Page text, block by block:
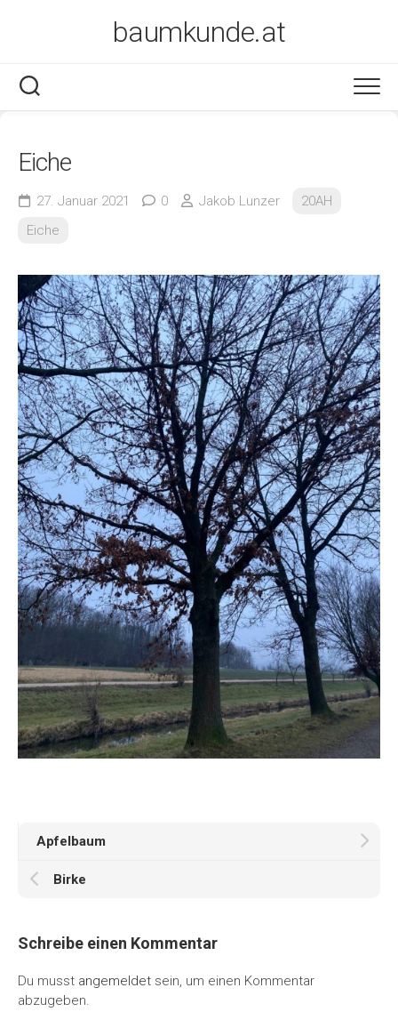
baumkunde.at
Eiche
27. Januar 2021 0 Jakob Lunzer
20AH
Eiche
Apfelbaum
Birke
Schreibe einen Kommentar
Du musst angemeldet sein, um einen Kommentar
abzugeben.